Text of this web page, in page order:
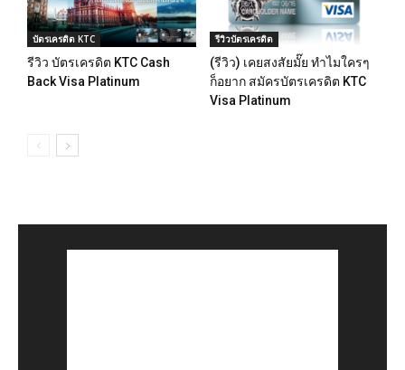
บัตรเครดิต KTC
รีวิว บัตรเครดิต KTC Cash
Back Visa Platinum
รีวิวบัตรเครดิต
(รีวิว) เคยสงสัยมั๊ย ทำไมใครๆ
ก็อยาก สมัครบัตรเครดิต KTC
Visa Platinum